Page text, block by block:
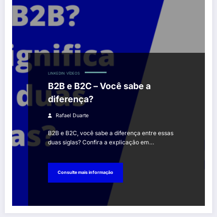
LINKEDIN VÍDEOS
B2B e B2C – Você sabe a
diferença?
Rafael Duarte
B2B e B2C, você sabe a diferença entre essas
duas siglas? Confira a explicação em…
Consulte mais informação